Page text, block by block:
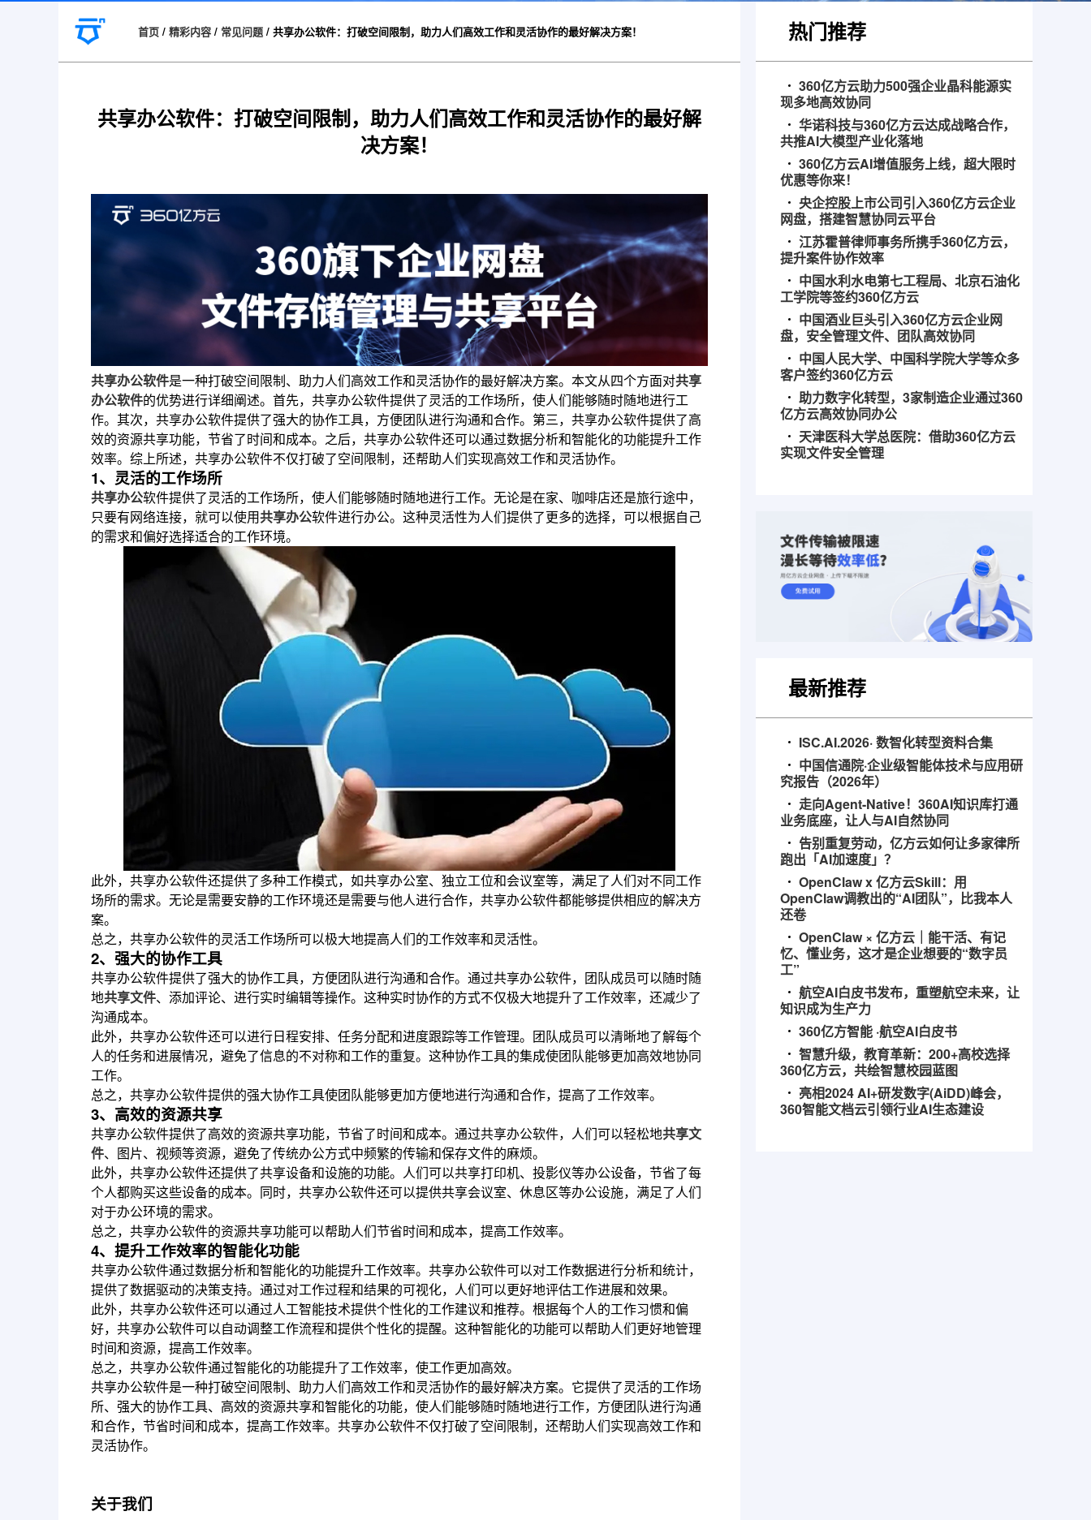
首页 / 精彩内容 / 常见问题 / 共享办公软件：打破空间限制，助力人们高效工作和灵活协作的最好解决方案！
共享办公软件：打破空间限制，助力人们高效工作和灵活协作的最好解
决方案！
共享办公软件是一种打破空间限制、助力人们高效工作和灵活协作的最好解决方案。本文从四个方面对共享
办公软件的优势进行详细阐述。首先，共享办公软件提供了灵活的工作场所，使人们能够随时随地进行工
作。其次，共享办公软件提供了强大的协作工具，方便团队进行沟通和合作。第三，共享办公软件提供了高
效的资源共享功能，节省了时间和成本。之后，共享办公软件还可以通过数据分析和智能化的功能提升工作
效率。综上所述，共享办公软件不仅打破了空间限制，还帮助人们实现高效工作和灵活协作。
1、灵活的工作场所
共享办公软件提供了灵活的工作场所，使人们能够随时随地进行工作。无论是在家、咖啡店还是旅行途中，
只要有网络连接，就可以使用共享办公软件进行办公。这种灵活性为人们提供了更多的选择，可以根据自己
的需求和偏好选择适合的工作环境。
此外，共享办公软件还提供了多种工作模式，如共享办公室、独立工位和会议室等，满足了人们对不同工作
场所的需求。无论是需要安静的工作环境还是需要与他人进行合作，共享办公软件都能够提供相应的解决方
案。
总之，共享办公软件的灵活工作场所可以极大地提高人们的工作效率和灵活性。
2、强大的协作工具
共享办公软件提供了强大的协作工具，方便团队进行沟通和合作。通过共享办公软件，团队成员可以随时随
地共享文件、添加评论、进行实时编辑等操作。这种实时协作的方式不仅极大地提升了工作效率，还减少了
沟通成本。
此外，共享办公软件还可以进行日程安排、任务分配和进度跟踪等工作管理。团队成员可以清晰地了解每个
人的任务和进展情况，避免了信息的不对称和工作的重复。这种协作工具的集成使团队能够更加高效地协同
工作。
总之，共享办公软件提供的强大协作工具使团队能够更加方便地进行沟通和合作，提高了工作效率。
3、高效的资源共享
共享办公软件提供了高效的资源共享功能，节省了时间和成本。通过共享办公软件，人们可以轻松地共享文
件、图片、视频等资源，避免了传统办公方式中频繁的传输和保存文件的麻烦。
此外，共享办公软件还提供了共享设备和设施的功能。人们可以共享打印机、投影仪等办公设备，节省了每
个人都购买这些设备的成本。同时，共享办公软件还可以提供共享会议室、休息区等办公设施，满足了人们
对于办公环境的需求。
总之，共享办公软件的资源共享功能可以帮助人们节省时间和成本，提高工作效率。
4、提升工作效率的智能化功能
共享办公软件通过数据分析和智能化的功能提升工作效率。共享办公软件可以对工作数据进行分析和统计，
提供了数据驱动的决策支持。通过对工作过程和结果的可视化，人们可以更好地评估工作进展和效果。
此外，共享办公软件还可以通过人工智能技术提供个性化的工作建议和推荐。根据每个人的工作习惯和偏
好，共享办公软件可以自动调整工作流程和提供个性化的提醒。这种智能化的功能可以帮助人们更好地管理
时间和资源，提高工作效率。
总之，共享办公软件通过智能化的功能提升了工作效率，使工作更加高效。
共享办公软件是一种打破空间限制、助力人们高效工作和灵活协作的最好解决方案。它提供了灵活的工作场
所、强大的协作工具、高效的资源共享和智能化的功能，使人们能够随时随地进行工作，方便团队进行沟通
和合作，节省时间和成本，提高工作效率。共享办公软件不仅打破了空间限制，还帮助人们实现高效工作和
灵活协作。
关于我们
热门推荐
360亿方云助力500强企业晶科能源实
现多地高效协同
华诺科技与360亿方云达成战略合作，
共推AI大模型产业化落地
360亿方云AI增值服务上线，超大限时
优惠等你来！
央企控股上市公司引入360亿方云企业
网盘，搭建智慧协同云平台
江苏霍普律师事务所携手360亿方云，
提升案件协作效率
中国水利水电第七工程局、北京石油化
工学院等签约360亿方云
中国酒业巨头引入360亿方云企业网
盘，安全管理文件、团队高效协同
中国人民大学、中国科学院大学等众多
客户签约360亿方云
助力数字化转型，3家制造企业通过360
亿方云高效协同办公
天津医科大学总医院：借助360亿方云
实现文件安全管理
最新推荐
ISC.AI.2026· 数智化转型资料合集
中国信通院·企业级智能体技术与应用研
究报告（2026年）
走向Agent-Native！360AI知识库打通
业务底座，让人与AI自然协同
告别重复劳动，亿方云如何让多家律所
跑出「AI加速度」？
OpenClaw x 亿方云Skill：用
OpenClaw调教出的“AI团队”，比我本人
还卷
OpenClaw × 亿方云｜能干活、有记
忆、懂业务，这才是企业想要的“数字员
工”
航空AI白皮书发布，重塑航空未来，让
知识成为生产力
360亿方智能 ·航空AI白皮书
智慧升级，教育革新：200+高校选择
360亿方云，共绘智慧校园蓝图
亮相2024 AI+研发数字(AiDD)峰会，
360智能文档云引领行业AI生态建设